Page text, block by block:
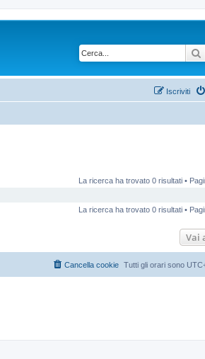
Iscriviti
La ricerca ha trovato 0 risultati •
La ricerca ha trovato 0 risultati •
Vai
Tutti gli orari sono
Cancella cookie